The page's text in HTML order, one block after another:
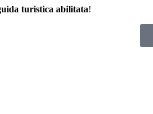
turistica abilitata!